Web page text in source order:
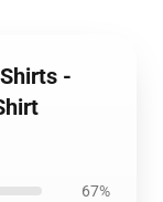
-
67%